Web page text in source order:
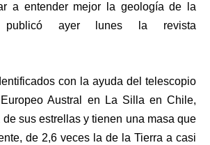
a entender mejor la geología de la
publicó ayer lunes la revista
con la ayuda del telescopio
Austral en La Silla en Chile,
sus estrellas y tienen una masa que
de 2,6 veces la de la Tierra a casi